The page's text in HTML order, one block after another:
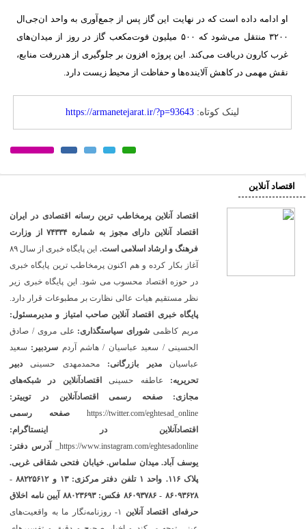
او ادامه داده است که در نهایت این گاز پس از جمع‌آوری به واحد ان‌جی‌ال
۳۲۰۰ منتقل می‌شود که ۵۰۰ میلیون فوت‌مکعب گاز در روز از میدان‌های
غرب کارون دریافت می‌کند. این پروژه افزون بر جلوگیری از هدررفت منابع،
نقش مهمی در کاهش آلاینده‌ها و حفاظت از محیط زیست دارد.
لینک کوتاه: https://armanetejarat.ir/?p=93643
اقتصاد آنلاین
اقتصاد آنلاین پرمخاطب ترین رسانه اقتصادی در ایران
اقتصاد آنلاین دارای مجوز به شماره ۷۴۳۳۴ از وزارت
فرهنگ و ارشاد اسلامی است.
این پایگاه خبری از سال ۸۹
آغاز بکار کرده و هم اکنون پرمخاطب ترین پایگاه خبری
در حوزه اقتصاد محسوب می شود. این پایگاه خبری زیر
نظر مستقیم هیات عالی نظارت بر مطبوعات قرار دارد.
پایگاه خبری اقتصاد آنلاین صاحب امتیاز و مدیرمسئول:
مریم کاظمی شورای سیاستگذاری: علی مروی / صادق
الحسینی / سعید عباسیان / هاشم آردم سردبیر:سعید
عباسیان
مدیر بازرگانی:محمدمهدی حسینی
دبیر
تحریریه:عاطفه حسینی
اقتصادآنلاین در شبکه‌های
مجازی:
صفحه رسمی اقتصادآنلاین در توییتر:
https://twitter.com/eghtesad_online
صفحه رسمی
اقتصادآنلاین در اینستاگرام:
https://www.instagram.com/eghtesadonline_
آدرس دفتر:
یوسف آباد. میدان سلماس. خیابان فتحی شقاقی غربی.
پلاک ۱۱۶. واحد ۱
تلفن دفتر مرکزی: ۱۳ و ۸۸۲۲۵۶۱۲ -
۸۶۰۹۳۶۲۸ - ۸۶۰۹۳۷۸۶ فکس: ۸۸۰۲۳۶۹۳
آیین نامه اخلاق
حرفه‌ای اقتصاد آنلاین
۱- روزنامه‌نگار ما به واقعیت‌های